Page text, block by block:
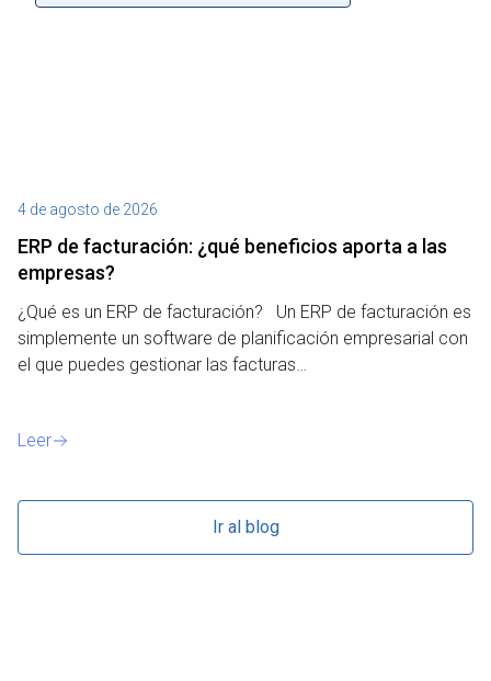
4 de agosto de 2026
ERP de facturación​: ¿qué beneficios aporta a las
empresas?
¿Qué es un ERP de facturación? Un ERP de facturación es
simplemente un software de planificación empresarial con
el que puedes gestionar las facturas…
Leer
Ir al blog